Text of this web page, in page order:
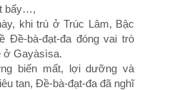
bấy…,
khi trú ở Trúc Lâm, Bậc
Ðề-bà-đạt-đa đóng vai trò
ở Gayàsìsa.
biến mất, lợi dưỡng và
tan, Ðề-bà-đạt-đa đã nghĩ